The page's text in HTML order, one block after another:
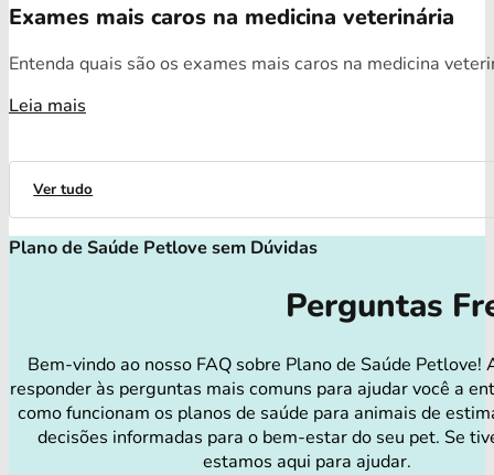
Exames mais caros na medicina veterinária
Entenda quais são os exames mais caros na medicina
Leia mais
Ver tudo
Plano de Saúde Petlove sem Dúvidas
Perguntas
Bem-vindo ao nosso FAQ sobre Plano de Saúde Petlove!
responder às perguntas mais comuns para ajudar você a
como funcionam os planos de saúde para animais de
decisões informadas para o bem-estar do seu pet. Se
estamos aqui para ajudar.